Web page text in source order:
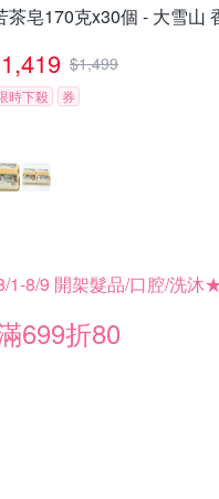
茶皂170克x30個 - 大雪山
1,419 $1,499
時下殺 券
1-8/9 開架髮品/口腔/洗沐
699折80